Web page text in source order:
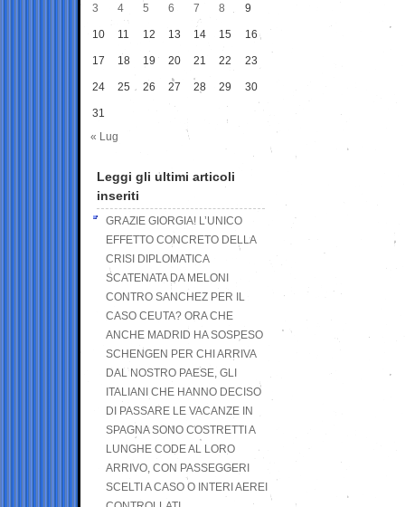
3 4 5 6 7 8 9
10 11 12 13 14 15 16
17 18 19 20 21 22 23
24 25 26 27 28 29 30
31
« Lug
Leggi gli ultimi articoli
inseriti
GRAZIE GIORGIA! L’UNICO
EFFETTO CONCRETO DELLA
CRISI DIPLOMATICA
SCATENATA DA MELONI
CONTRO SANCHEZ PER IL
CASO CEUTA? ORA CHE
ANCHE MADRID HA SOSPESO
SCHENGEN PER CHI ARRIVA
DAL NOSTRO PAESE, GLI
ITALIANI CHE HANNO DECISO
DI PASSARE LE VACANZE IN
SPAGNA SONO COSTRETTI A
LUNGHE CODE AL LORO
ARRIVO, CON PASSEGGERI
SCELTI A CASO O INTERI AEREI